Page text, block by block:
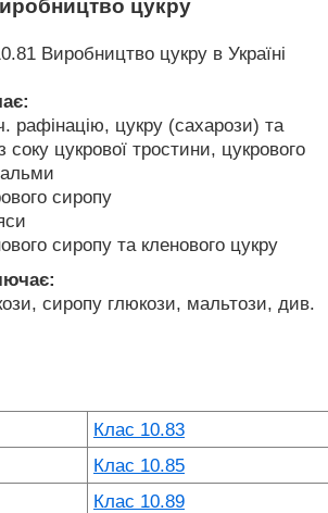
цукру
Виробництво цукру в Україні
рафінацію, цукру (сахарози) та
соку цукрової тростини, цукрового
сиропу
сиропу та кленового цукру
сиропу глюкози, мальтози, див.
Клас 10.83
Клас 10.85
Клас 10.89